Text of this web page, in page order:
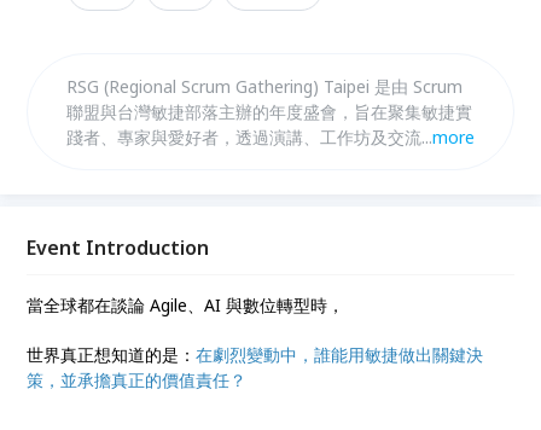
RSG (Regional Scrum Gathering) Taipei 是由 Scrum
聯盟與台灣敏捷部落主辦的年度盛會，旨在聚集敏捷實
踐者、專家與愛好者，透過演講、工作坊及交流分享最
...more
Event Introduction
當全球都在談論 Agile、AI 與數位轉型時，
世界真正想知道的是：在劇烈變動中，誰能用敏捷做出關鍵決
策，並承擔真正的價值責任？